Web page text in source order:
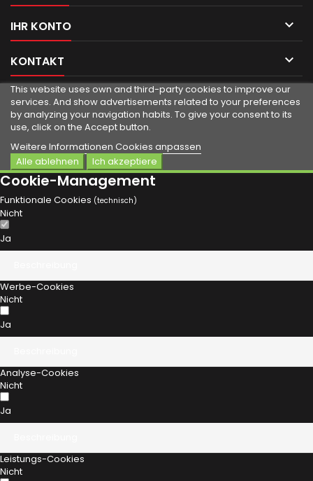
IHR KONTO 
KONTAKT 
This website uses own and third-party cookies to improve our
services. And show advertisements related to your preferences
by analyzing your navigation habits. To give your consent to its
use, click on the Accept button.
Weitere Informationen Cookies anpassen
Alle ablehnen
Ich akzeptiere
Cookie-Management
Funktionale Cookies (technisch)
Nicht
Ja
Werbe-Cookies
Nicht
Ja
Analyse-Cookies
Nicht
Ja
Leistungs-Cookies
Nicht